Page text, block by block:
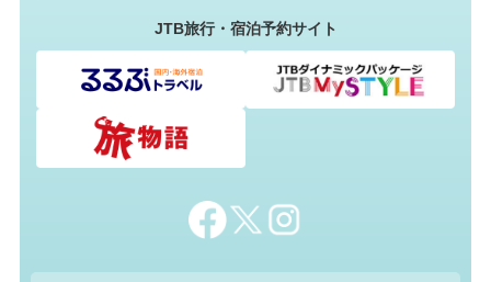
JTB旅行・宿泊予約サイト